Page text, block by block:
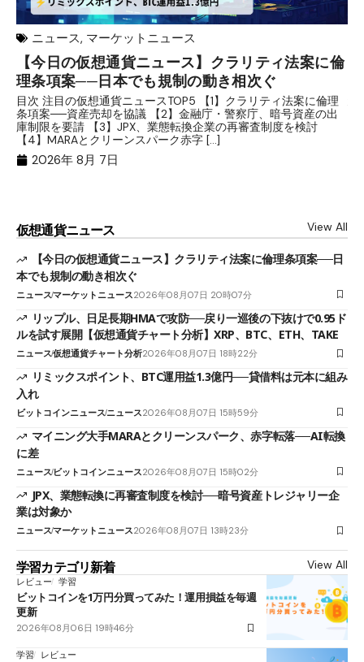
ニュース, マーケットニュース
【今日の仮想通貨ニュース】クラリティ法案に倫
理条項案──日本でも規制の動き相次ぐ
目次 注目の仮想通貨ニュースTOP5 【1】クラリティ法案に倫理
条項案──資産売却を協議 【2】金融庁・警察庁、暗号資産の出
庫制限を要請 【3】JPX、業態転換企業の再審査制度を検討
【4】MARAとクリーンスパーク赤字 […]
2026年 8月 7日
仮想通貨ニュース View All
【今日の仮想通貨ニュース】クラリティ法案に倫理条項案──日
本でも規制の動き相次ぐ
ニュースマーケットニュース2026年08月07日 20時07分
リップル、日足長期HMAで攻防──戻り一巡後の下抜けで0.95ド
ルを試す展開【仮想通貨チャート分析】XRP、BTC、ETH、TAKE
ニュース仮想通貨チャート分析2026年08月07日 18時22分
リミックスポイント、BTC運用益1.3億円──貸借料は元本に組み
入れ
ビットコインニュースニュース2026年08月07日 15時59分
マイニング大手MARAとクリーンスパーク、赤字転落──AI転換
に差
ニュースビットコインニュース2026年08月07日 15時02分
JPX、業態転換に再審査制度を検討──暗号資産トレジャリー企
業は対象か
ニュースマーケットニュース2026年08月07日 13時23分
学習カテゴリ新着 View All
レビュー 学習
ビットコインを1万円分買ってみた！運用損益を毎週
更新
2026年08月06日 19時46分
学習 レビュー